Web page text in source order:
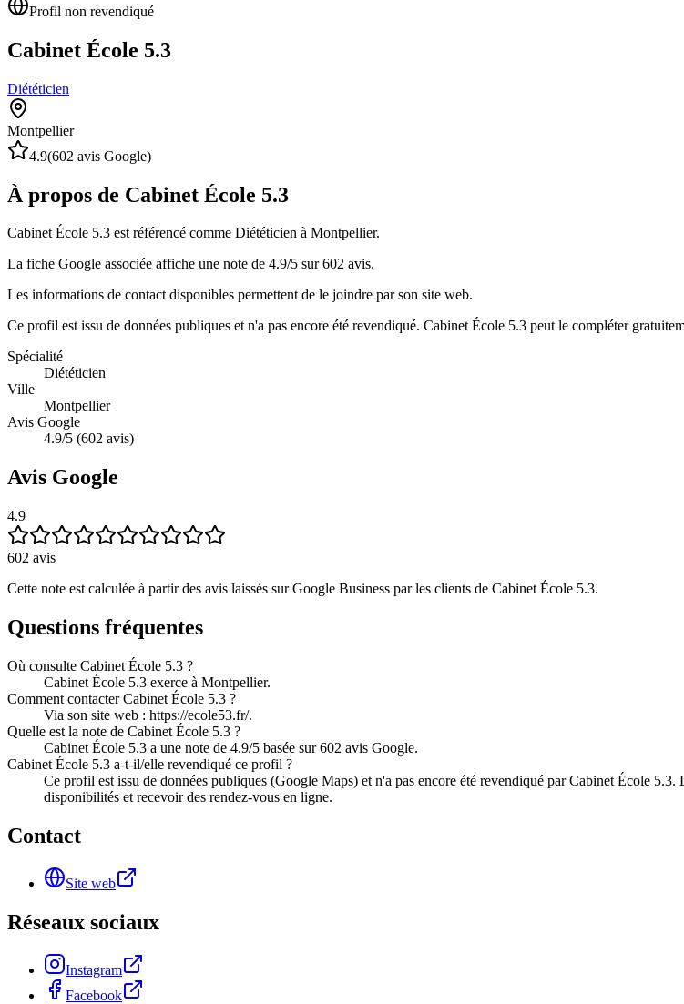
Profil non revendiqué
Cabinet École 5.3
Diététicien
Montpellier
4.9(602 avis Google)
À propos de Cabinet École 5.3
Cabinet École 5.3 est référencé comme Diététicien à Montpellier.
La fiche Google associée affiche une note de 4.9/5 sur 602 avis.
Les informations de contact disponibles permettent de le joindre par son site web.
Ce profil est issu de données publiques et n'a pas encore été revendiqué. Cabinet École 5.3 peut le compléter
Spécialité
Diététicien
Ville
Montpellier
Avis Google
4.9/5 (602 avis)
Avis Google
4.9
602 avis
Cette note est calculée à partir des avis laissés sur Google Business par les clients de Cabinet École 5.3.
Questions fréquentes
Où consulte Cabinet École 5.3 ?
Cabinet École 5.3 exerce à Montpellier.
Comment contacter Cabinet École 5.3 ?
Via son site web : https://ecole53.fr/.
Quelle est la note de Cabinet École 5.3 ?
Cabinet École 5.3 a une note de 4.9/5 basée sur 602 avis Google.
Cabinet École 5.3 a-t-il/elle revendiqué ce profil ?
Ce profil est issu de données publiques (Google Maps) et n'a pas encore été revendiqué par Cabinet École
disponibilités et recevoir des rendez-vous en ligne.
Contact
Site web
Réseaux sociaux
Instagram
Facebook